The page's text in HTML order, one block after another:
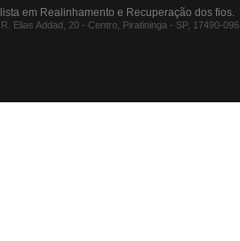
em Realinhamento e Recuperação dos fios.
Elias Addad, 20 - Centro, Piratininga - SP, 17490-096